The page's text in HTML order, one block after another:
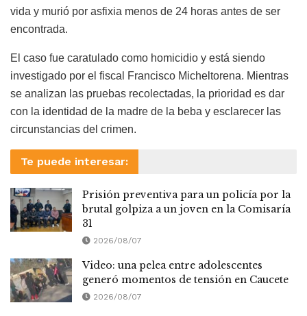
vida y murió por asfixia menos de 24 horas antes de ser
encontrada.
El caso fue caratulado como homicidio y está siendo
investigado por el fiscal Francisco Micheltorena. Mientras
se analizan las pruebas recolectadas, la prioridad es dar
con la identidad de la madre de la beba y esclarecer las
circunstancias del crimen.
Te puede interesar:
Prisión preventiva para un policía por la
brutal golpiza a un joven en la Comisaría
31
2026/08/07
Video: una pelea entre adolescentes
generó momentos de tensión en Caucete
2026/08/07